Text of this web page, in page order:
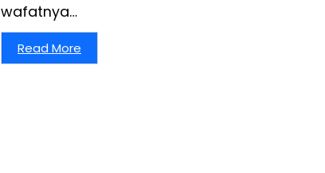
wafatnya…
Read More